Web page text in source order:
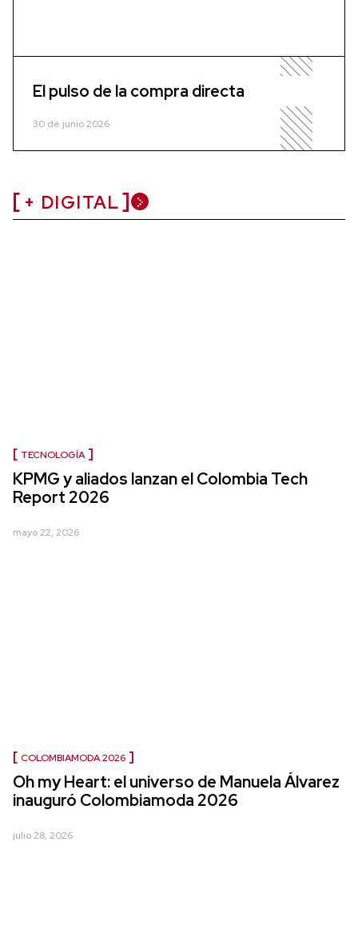
El pulso de la compra directa
30 de junio 2026
+ DIGITAL
TECNOLOGÍA
KPMG y aliados lanzan el Colombia Tech
Report 2026
mayo 22, 2026
COLOMBIAMODA 2026
Oh my Heart: el universo de Manuela Álvarez
inauguró Colombiamoda 2026
julio 28, 2026